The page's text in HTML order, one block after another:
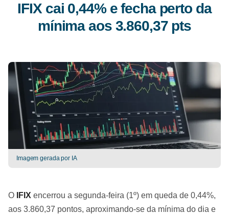
IFIX cai 0,44% e fecha perto da
mínima aos 3.860,37 pts
Imagem gerada por IA
O IFIX encerrou a segunda-feira (1º) em queda de 0,44%,
aos 3.860,37 pontos, aproximando-se da mínima do dia e